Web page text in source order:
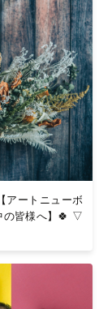
アートニューボ
の皆様へ】🍀 ▽